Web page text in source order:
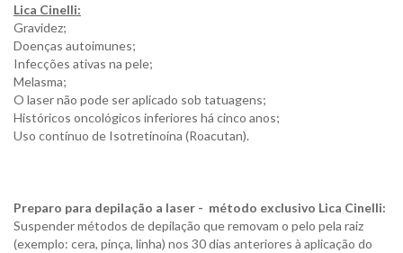
Lica Cinelli:
Gravidez;
Doenças autoimunes;
Infecções ativas na pele;
Melasma;
O laser não pode ser aplicado sob tatuagens;
Históricos oncológicos inferiores há cinco anos;
Uso contínuo de Isotretinoína (Roacutan).
Preparo para depilação a laser - método exclusivo Lica Cinelli:
Suspender métodos de depilação que removam o pelo pela raiz
(exemplo: cera, pinça, linha) nos 30 dias anteriores à aplicação do